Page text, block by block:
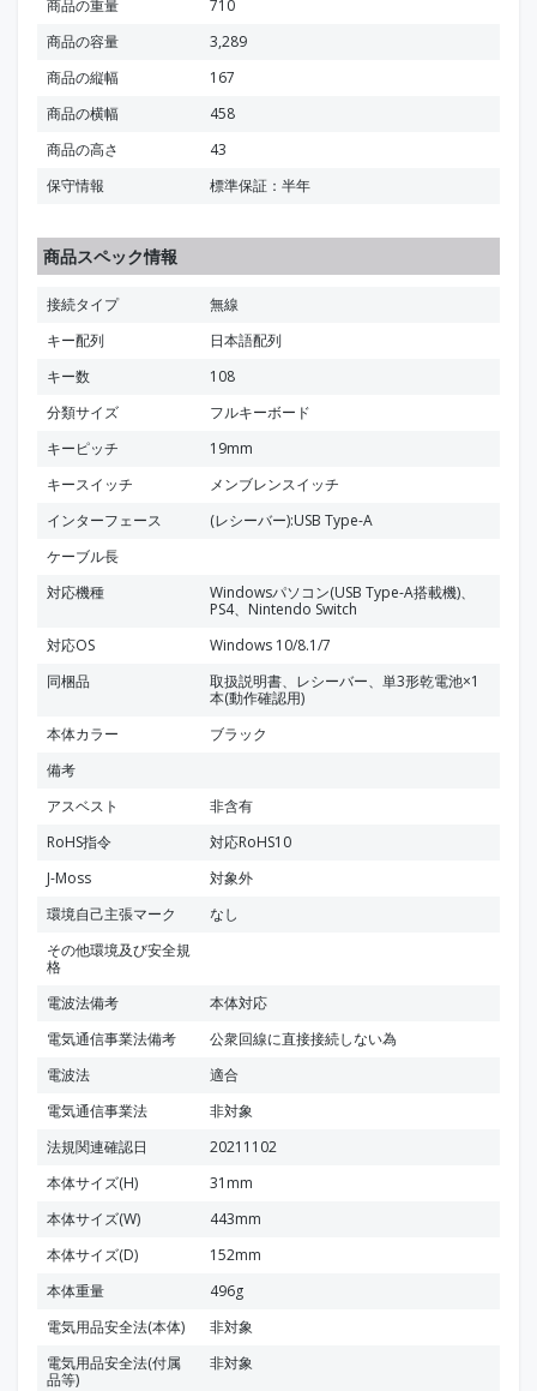
商品の重量
710
商品の容量
3,289
商品の縦幅
167
商品の横幅
458
商品の高さ
43
保守情報
標準保証：半年
商品スペック情報
接続タイプ
無線
キー配列
日本語配列
キー数
108
分類サイズ
フルキーボード
キーピッチ
19mm
キースイッチ
メンブレンスイッチ
インターフェース
(レシーバー):USB Type-A
ケーブル長
対応機種
Windowsパソコン(USB Type-A搭載機)、
PS4、Nintendo Switch
対応OS
Windows 10/8.1/7
同梱品
取扱説明書、レシーバー、単3形乾電池×1
本(動作確認用)
本体カラー
ブラック
備考
アスベスト
非含有
RoHS指令
対応RoHS10
J-Moss
対象外
環境自己主張マーク
なし
その他環境及び安全規
格
電波法備考
本体対応
電気通信事業法備考
公衆回線に直接接続しない為
電波法
適合
電気通信事業法
非対象
法規関連確認日
20211102
本体サイズ(H)
31mm
本体サイズ(W)
443mm
本体サイズ(D)
152mm
本体重量
496g
電気用品安全法(本体)
非対象
電気用品安全法(付属
品等)
非対象